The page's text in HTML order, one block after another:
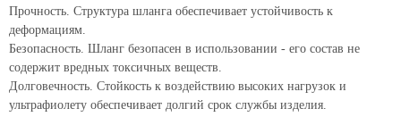
Прочность. Структура шланга обеспечивает устойчивость к
деформациям.
Безопасность. Шланг безопасен в использовании - его состав не
содержит вредных токсичных веществ.
Долговечность. Стойкость к воздействию высоких нагрузок и
ультрафиолету обеспечивает долгий срок службы изделия.